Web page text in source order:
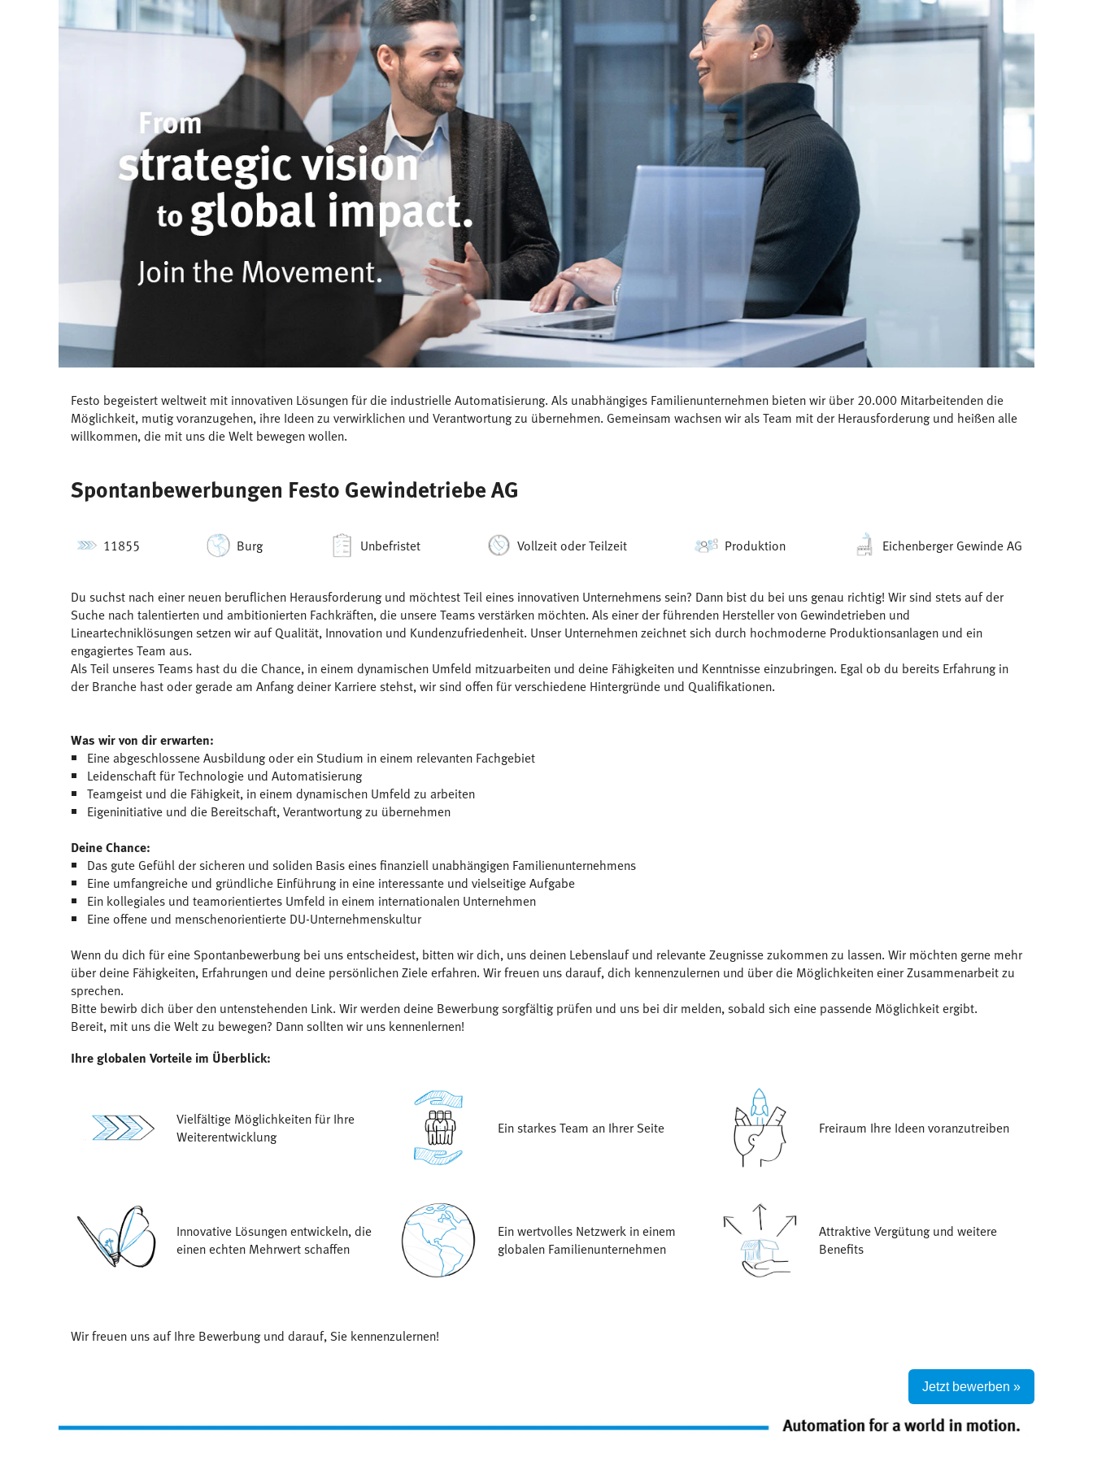
Festo begeistert weltweit mit innovativen Lösungen für die industrielle Automatisierung. Als unabhängiges Familienunternehmen bieten wir über 20.000 Mitarbeitenden die
Möglichkeit, mutig voranzugehen, ihre Ideen zu verwirklichen und Verantwortung zu übernehmen. Gemeinsam wachsen wir als Team mit der Herausforderung und heißen alle
willkommen, die mit uns die Welt bewegen wollen.
Spontanbewerbungen Festo Gewindetriebe AG
11855 Burg Unbefristet Vollzeit oder Teilzeit Produktion Eichenberger Gewinde AG
Du suchst nach einer neuen beruflichen Herausforderung und möchtest Teil eines innovativen Unternehmens sein? Dann bist du bei uns genau richtig! Wir sind stets auf der
Suche nach talentierten und ambitionierten Fachkräften, die unsere Teams verstärken möchten. Als einer der führenden Hersteller von Gewindetrieben und
Lineartechniklösungen setzen wir auf Qualität, Innovation und Kundenzufriedenheit. Unser Unternehmen zeichnet sich durch hochmoderne Produktionsanlagen und ein
engagiertes Team aus.
Als Teil unseres Teams hast du die Chance, in einem dynamischen Umfeld mitzuarbeiten und deine Fähigkeiten und Kenntnisse einzubringen. Egal ob du bereits Erfahrung in
der Branche hast oder gerade am Anfang deiner Karriere stehst, wir sind offen für verschiedene Hintergründe und Qualifikationen.
Was wir von dir erwarten:
Eine abgeschlossene Ausbildung oder ein Studium in einem relevanten Fachgebiet
Leidenschaft für Technologie und Automatisierung
Teamgeist und die Fähigkeit, in einem dynamischen Umfeld zu arbeiten
Eigeninitiative und die Bereitschaft, Verantwortung zu übernehmen
Deine Chance:
Das gute Gefühl der sicheren und soliden Basis eines finanziell unabhängigen Familienunternehmens
Eine umfangreiche und gründliche Einführung in eine interessante und vielseitige Aufgabe
Ein kollegiales und teamorientiertes Umfeld in einem internationalen Unternehmen
Eine offene und menschenorientierte DU-Unternehmenskultur
Wenn du dich für eine Spontanbewerbung bei uns entscheidest, bitten wir dich, uns deinen Lebenslauf und relevante Zeugnisse zukommen zu lassen. Wir möchten gerne mehr
über deine Fähigkeiten, Erfahrungen und deine persönlichen Ziele erfahren. Wir freuen uns darauf, dich kennenzulernen und über die Möglichkeiten einer Zusammenarbeit zu
sprechen.
Bitte bewirb dich über den untenstehenden Link. Wir werden deine Bewerbung sorgfältig prüfen und uns bei dir melden, sobald sich eine passende Möglichkeit ergibt.
Bereit, mit uns die Welt zu bewegen? Dann sollten wir uns kennenlernen!
Ihre globalen Vorteile im Überblick:
Vielfältige Möglichkeiten für Ihre
Weiterentwicklung
Ein starkes Team an Ihrer Seite Freiraum Ihre Ideen voranzutreiben
Innovative Lösungen entwickeln, die
einen echten Mehrwert schaffen
Ein wertvolles Netzwerk in einem
globalen Familienunternehmen
Attraktive Vergütung und weitere
Benefits
Wir freuen uns auf Ihre Bewerbung und darauf, Sie kennenzulernen!
Jetzt bewerben »